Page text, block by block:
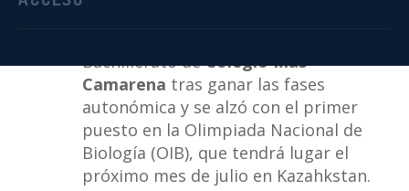
Bachillerato deColegio Mas
Camarena tras ganar las fases
autonómica y se alzó con el primer
puesto en la Olimpiada Nacional de
Biología (OIB), que tendrá lugar el
próximo mes de julio en Kazahkstan.